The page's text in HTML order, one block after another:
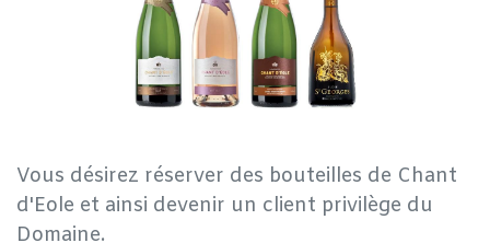
Vous désirez réserver des bouteilles de Chant
d'Eole et ainsi devenir un client privilège du
Domaine.